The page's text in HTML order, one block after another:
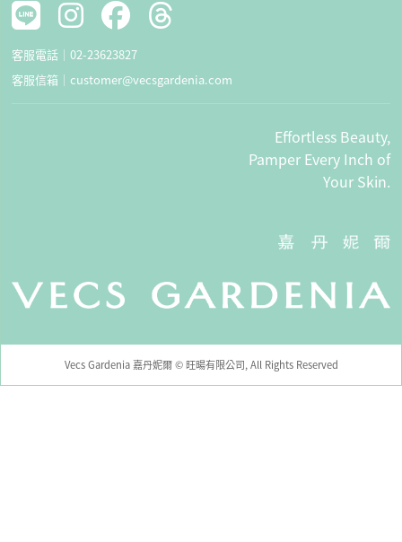
客服電話｜ 02-23623827
客服信箱｜ customer@vecsgardenia.com
Effortless Beauty,
Pamper Every Inch of
Your Skin.
Vecs Gardenia 嘉丹妮爾 © 旺暘有限公司, All Rights Reserved